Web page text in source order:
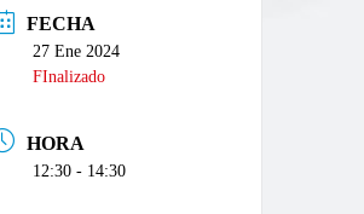
FECHA
27 Ene 2024
FInalizado
HORA
12:30 - 14:30